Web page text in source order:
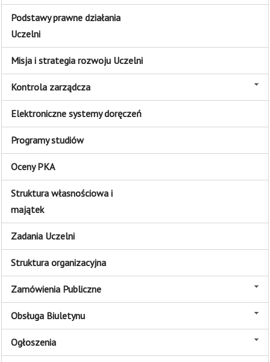
Podstawy prawne działania
Uczelni
Misja i strategia rozwoju Uczelni
Kontrola zarządcza
Elektroniczne systemy doręczeń
Programy studiów
Oceny PKA
Struktura własnościowa i
majątek
Zadania Uczelni
Struktura organizacyjna
Zamówienia Publiczne
Obsługa Biuletynu
Ogłoszenia